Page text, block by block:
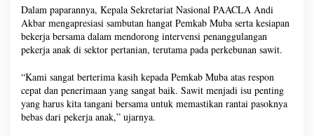
Dalam paparannya, Kepala Sekretariat Nasional PAACLA Andi
Akbar mengapresiasi sambutan hangat Pemkab Muba serta kesiapan
bekerja bersama dalam mendorong intervensi penanggulangan
pekerja anak di sektor pertanian, terutama pada perkebunan sawit.
“Kami sangat berterima kasih kepada Pemkab Muba atas respon
cepat dan penerimaan yang sangat baik. Sawit menjadi isu penting
yang harus kita tangani bersama untuk memastikan rantai pasoknya
bebas dari pekerja anak,” ujarnya.